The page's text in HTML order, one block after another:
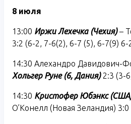
8 июля
13:00 Иржи Лехечка (Чехия)–
3:2 (6-2, 7-6(2), 6-7 (5), 6-7(9) 6-
14:30 Алехандро Давидович-
Хольгер Руне (6, Дания) 2:3 (3-
14:30 Кристофер Юбэнкс
О’Конелл (Новая Зеландия)